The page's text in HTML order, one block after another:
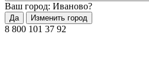
Ваш город: Иваново?
Да Изменить город
8 800 101 37 92